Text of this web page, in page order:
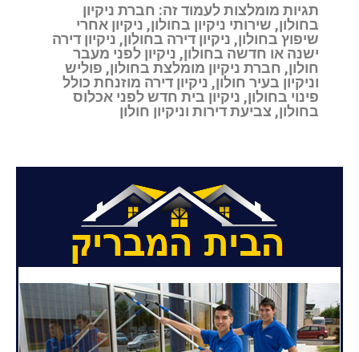
תגיות מומלצות לעמוד זה: חברת ניקיון
בחולון, שירותי ניקיון בחולון, ניקיון אחרי
שיפוץ בחולון, ניקיון דירה בחולון, ניקיון דירה
ישנה או חדשה בחולון, ניקיון לפני מעבר
חולון, חברת ניקיון מומלצת בחולון, פוליש
וניקיון בעיר חולון, ניקיון דירה מוזנחת כולל
פינוי בחולון, ניקיון בית חדש לפני אכלוס
בחולון, צביעת דירות וניקיון חולון